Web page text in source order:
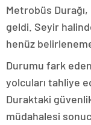
Metrobüs
geldi. Seyir
henüz
Durumu fark
yolcuları tahliye
Duraktaki
müdahalesi